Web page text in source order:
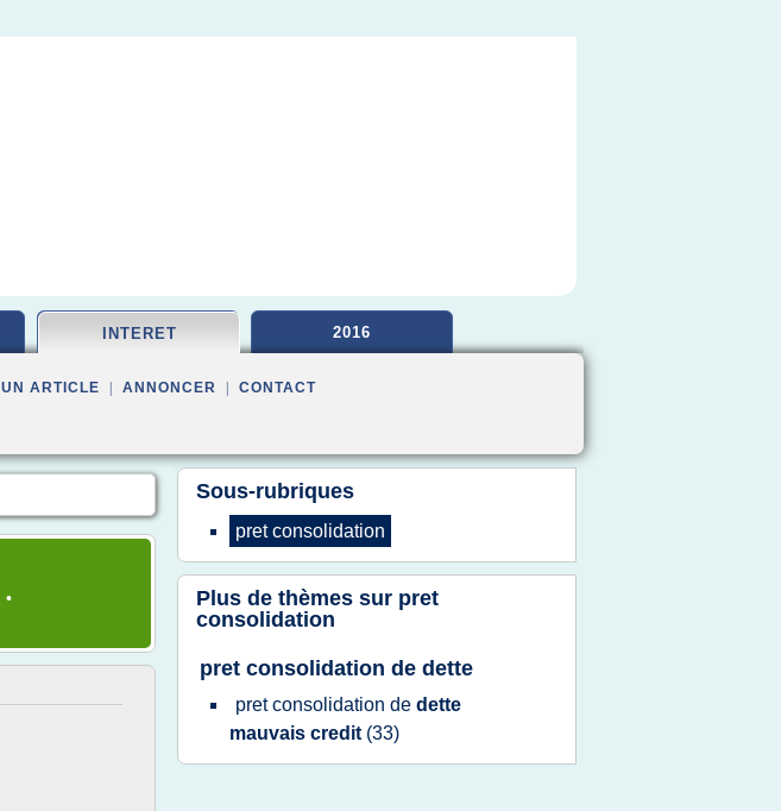
INTERET 2016
UN ARTICLE ANNONCER CONTACT
•
Sous-rubriques
pret consolidation
Plus de thèmes sur pret
consolidation
pret consolidation de dette
pret consolidation de dette
mauvais credit (33)